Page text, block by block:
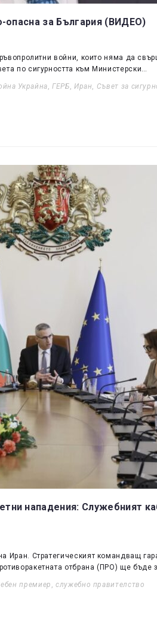
опасна за България (ВИДЕО)
войни, които няма да
по сигурността към Министерски…
Украйна,ГЕРБ, Иран, Съвет за
нападения: Служебният
Иран. Стратегическият командващ
отбрана (ПРО) ще бъде
премиер ,служебно правителство